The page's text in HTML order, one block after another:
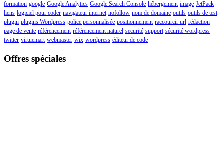
formation google Google Analytics Google Search Console hébergement image JetPack
liens logiciel pour coder navigateur internet nofollow nom de domaine outils outils de test
plugin plugins Wordpress police personnalisée positionnement raccourcir url rédaction
page de vente référencement référencement naturel securité support sécurité wordpress
twitter virtuemart webmaster wix wordpress éditeur de code
Offres spéciales